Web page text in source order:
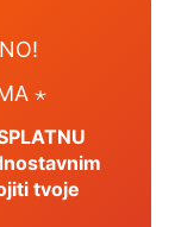
⋆
tvoje